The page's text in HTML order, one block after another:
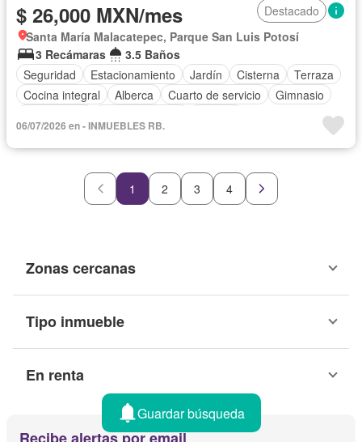
$ 26,000 MXN/mes
Destacado
Santa María Malacatepec, Parque San Luis Potosí
3 Recámaras
3.5 Baños
Seguridad
Estacionamiento Jardín Cisterna
Terraza
Cocina integral
Alberca Cuarto de servicio
Gimnasio
06/07/2026 en - INMUEBLES RB.
1 2 3 4
Zonas cercanas
Tipo inmueble
En renta
Guardar búsqueda